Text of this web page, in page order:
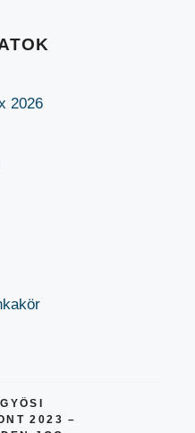
2026
2023 –